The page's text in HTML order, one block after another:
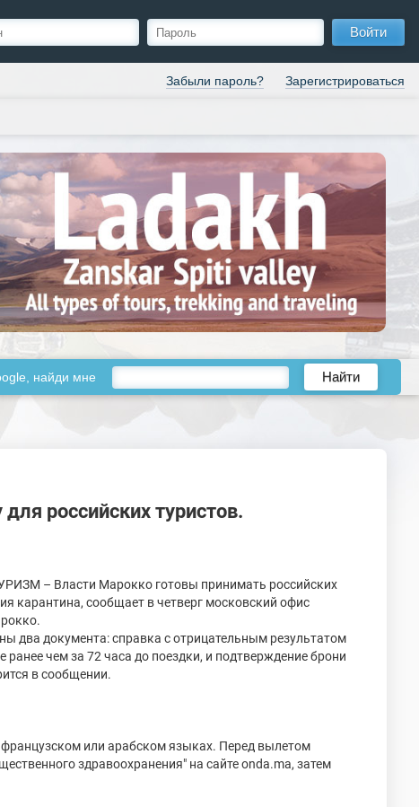
Войти
Забыли пароль? Зарегистрироваться
найди мне Найти
российских туристов.
– Власти Марокко готовы принимать российских
карантина, сообщает в четверг московский офис
два документа: справка с отрицательным результатом
ранее чем за 72 часа до поездки, и подтверждение брони
в сообщении.
или арабском языках. Перед вылетом
здравоохранения" на сайте onda.ma, затем